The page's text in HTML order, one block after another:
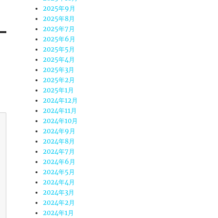
2025年9月
2025年8月
2025年7月
2025年6月
2025年5月
2025年4月
2025年3月
2025年2月
2025年1月
2024年12月
2024年11月
2024年10月
2024年9月
2024年8月
2024年7月
2024年6月
2024年5月
2024年4月
2024年3月
2024年2月
2024年1月